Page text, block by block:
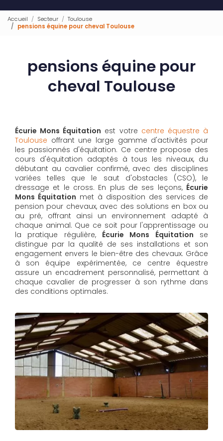
Accueil Secteur
Toulouse
pensions équine pour cheval Toulouse
pensions équine pour
cheval Toulouse
Écurie Mons Équitation est votre centre équestre à
Toulouse offrant une large gamme d'activités pour
les passionnés d'équitation. Ce centre propose des
cours d'équitation adaptés à tous les niveaux, du
débutant au cavalier confirmé, avec des disciplines
variées telles que le saut d'obstacles (CSO), le
dressage et le cross. En plus de ses leçons, Écurie
Mons Équitation met à disposition des services de
pension pour chevaux, avec des solutions en box ou
au pré, offrant ainsi un environnement adapté à
chaque animal. Que ce soit pour l'apprentissage ou
la pratique régulière, Écurie Mons Équitation se
distingue par la qualité de ses installations et son
engagement envers le bien-être des chevaux. Grâce
à son équipe expérimentée, ce centre équestre
assure un encadrement personnalisé, permettant à
chaque cavalier de progresser à son rythme dans
des conditions optimales.